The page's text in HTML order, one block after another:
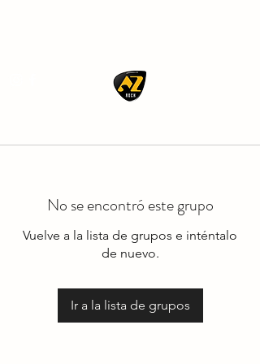
No se encontró este grupo
Vuelve a la lista de grupos e inténtalo
de nuevo.
Ir a la lista de grupos